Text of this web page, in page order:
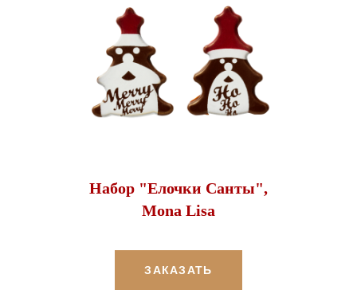
Набор "Елочки Санты",
Mona Lisa
ЗАКАЗАТЬ